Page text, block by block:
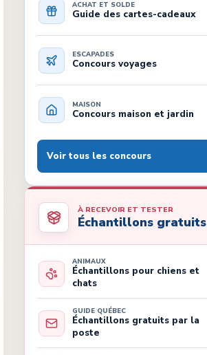
ACHAT ET SOLDE
Guide des cartes-cadeaux
ESCAPADES
Concours voyages
MAISON
Concours maison et jardin
Voir tous les concours
À RECEVOIR ET TESTER
Échantillons gratuits
ANIMAUX
Échantillons pour chiens et
chats
GUIDE QUÉBEC
Échantillons gratuits par la
poste